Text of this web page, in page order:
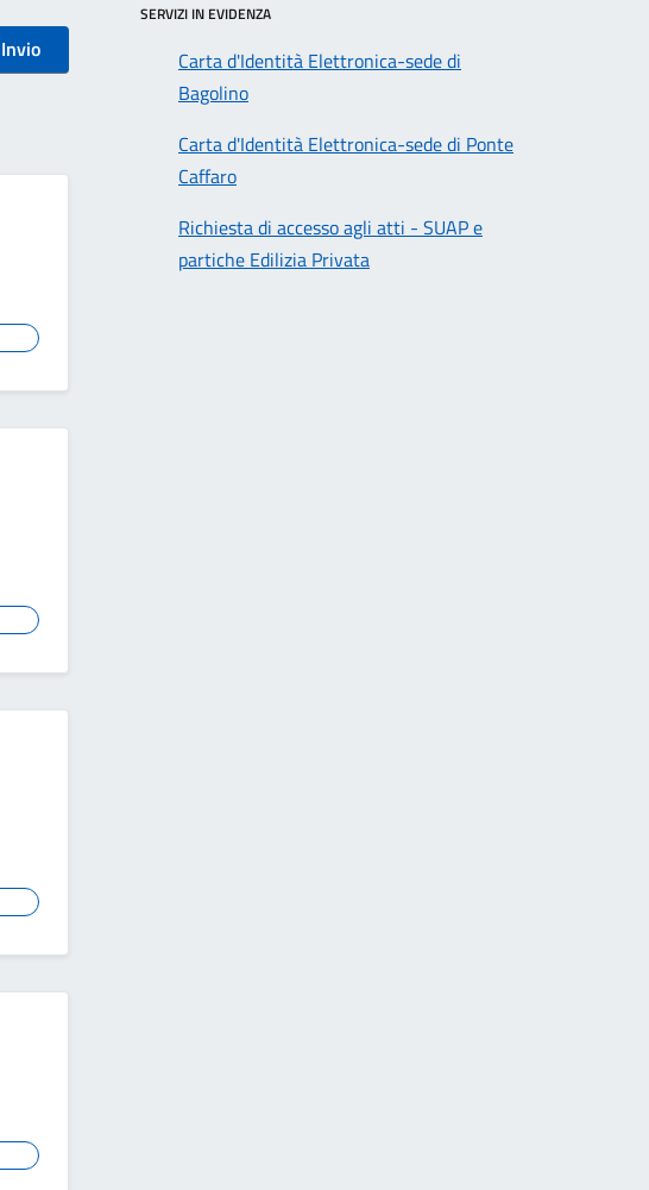
Invio
SERVIZI IN EVIDENZA
Carta d'Identità Elettronica-sede di
Bagolino
Carta d'Identità Elettronica-sede di Ponte
Caffaro
Richiesta di accesso agli atti - SUAP e
partiche Edilizia Privata